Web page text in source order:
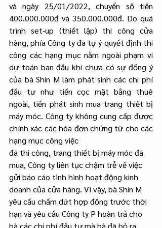
và ngày 25/01/2022, chuyển số tiền
400.000.000đ và 350.000.000đ. Do quá
trình set-up (thiết lập) thi công cửa
hàng, phía Công ty đã tự ý quyết định thi
công các hạng mục nằm ngoài phạm vi
dự toán ban đầu khi chưa có sự đồng ý
của bà Shin M làm phát sinh các chi phí
đầu tư như tiền cọc mặt bằng thuê
ngoài, tiền phát sinh mua trang thiết bị
máy móc. Công ty không cung cấp được
chính xác các hóa đơn chứng từ cho các
hạng mục công việc
đã thi công, trang thiết bị máy móc đã
mua, Công ty liên tục chậm trễ về việc
gửi báo cáo tình hình hoạt động kinh
doanh của cửa hàng. Vì vậy, bà Shin M
yêu cầu chấm dứt hợp đồng trước thời
hạn và yêu cầu Công ty P hoàn trả cho
bà các chi phí đầu tư mà bà đã bỏ ra.